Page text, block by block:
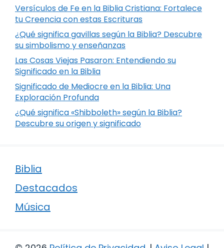
Versículos de Fe en la Biblia Cristiana: Fortalece
tu Creencia con estas Escrituras
¿Qué significa gavillas según la Biblia? Descubre
su simbolismo y enseñanzas
Las Cosas Viejas Pasaron: Entendiendo su
Significado en la Biblia
Significado de Mediocre en la Biblia: Una
Exploración Profunda
¿Qué significa «Shibboleth» según la Biblia?
Descubre su origen y significado
Biblia
Destacados
Música